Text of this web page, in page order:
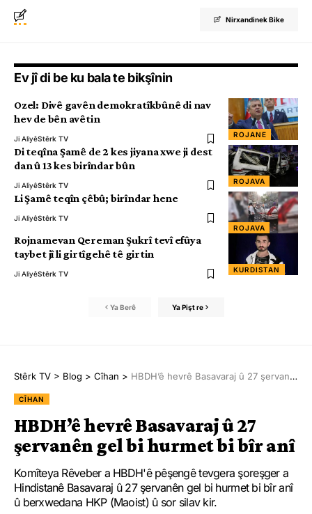
Nirxandinek Bike
Ev jî di be ku bala te bikşînin
ROJANE
Ozel: Divê gavên demokratîkbûnê di nav
hev de bên avêtin
Ji AliyêStêrk TV
ROJAVA
Di teqîna Şamê de 2 kes jiyana xwe ji dest
dan û 13 kes birîndar bûn
Ji AliyêStêrk TV
ROJAVA
Li Şamê teqîn çêbû; birîndar hene
Ji AliyêStêrk TV
KURDISTAN
Rojnamevan Qereman Şukrî tevî efûya
taybet jî li girtîgehê tê girtin
Ji AliyêStêrk TV
Ya Berê Ya Pişt re
Stêrk TV > Blog > Cîhan > HBDH’ê hevrê Basavaraj û 27 şervanên gel bi hurmet bi bîr anî
CÎHAN
HBDH’ê hevrê Basavaraj û 27
şervanên gel bi hurmet bi bîr anî
Komîteya Rêveber a HBDH'ê pêşengê tevgera şoreşger a
Hindistanê Basavaraj û 27 şervanên gel bi hurmet bi bîr anî
û berxwedana HKP (Maoist) û sor silav kir.